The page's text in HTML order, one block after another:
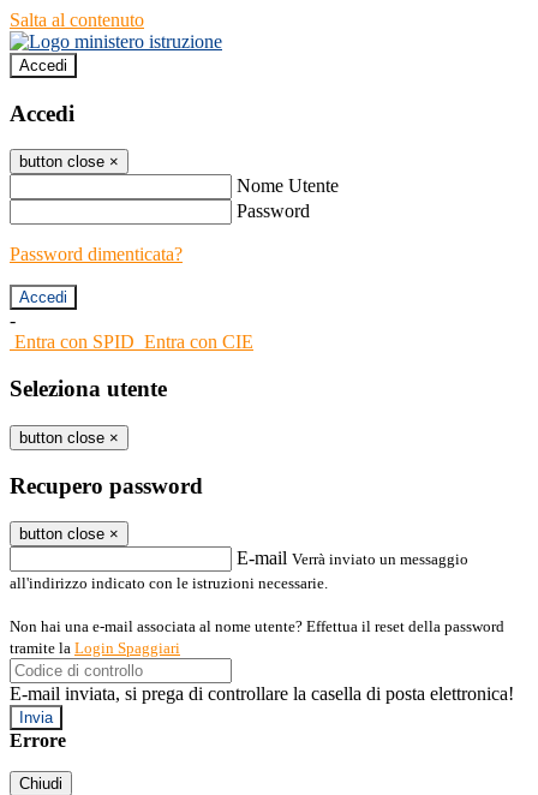
Salta al contenuto
Accedi
Accedi
button close ×
Nome Utente
Password
Password dimenticata?
-
Entra con SPID Entra con CIE
Seleziona utente
button close ×
Recupero password
button close ×
E-mail Verrà inviato un messaggio
all'indirizzo indicato con le istruzioni necessarie.
Non hai una e-mail associata al nome utente? Effettua il reset della password
tramite la Login Spaggiari
E-mail inviata, si prega di controllare la casella di posta elettronica!
Errore
Chiudi